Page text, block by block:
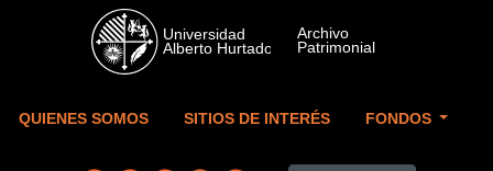
Skip to main content
QUIENES SOMOS SITIOS DE INTERÉS FONDOS